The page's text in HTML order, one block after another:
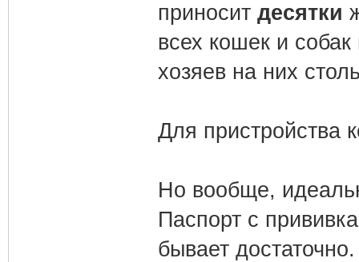
приносит десятки
всех кошек и
хозяев на них
Для пристройства
Но вообще,
Паспорт с
бывает